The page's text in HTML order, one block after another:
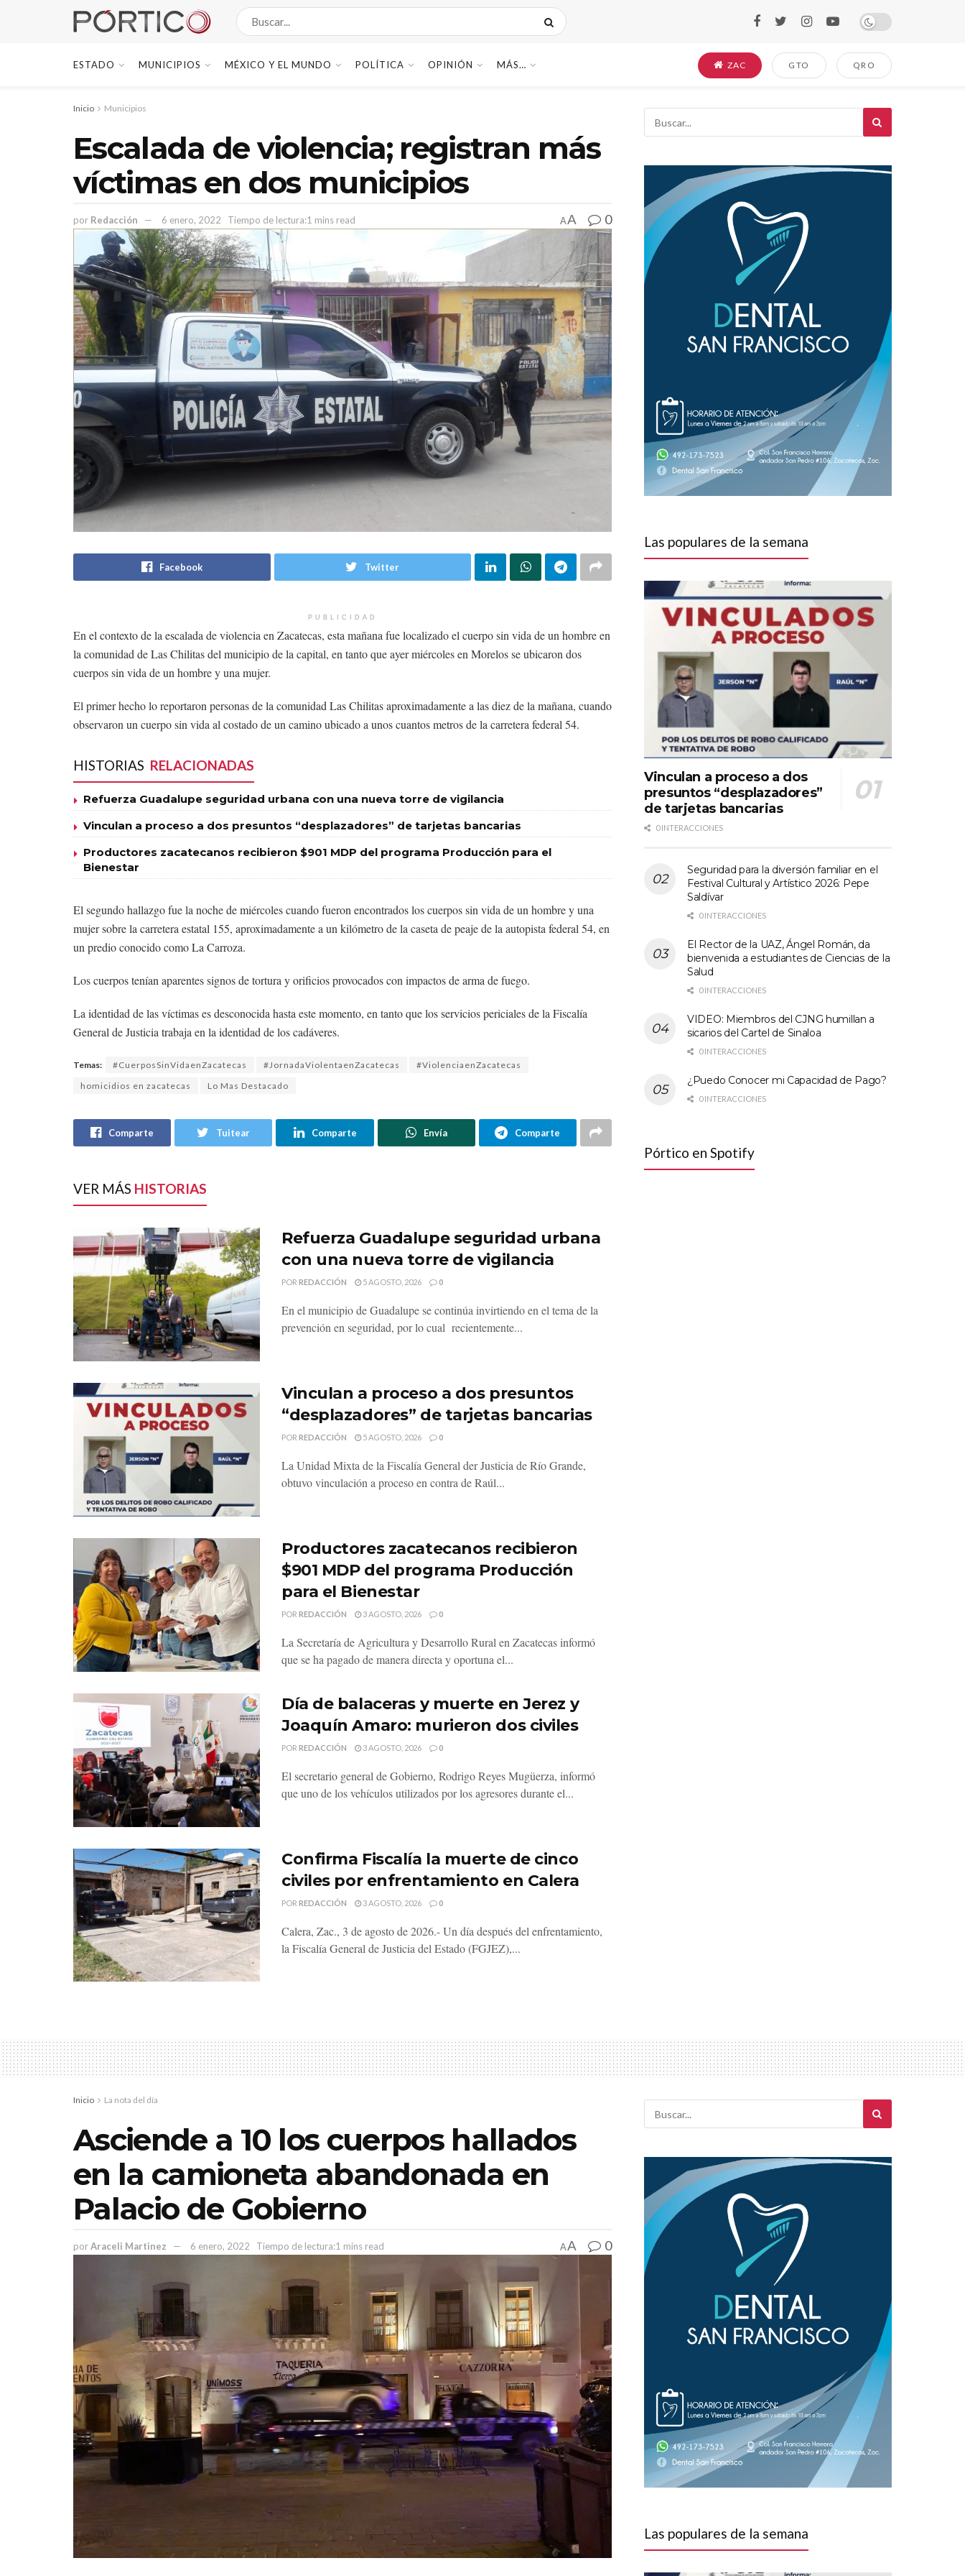
ESTADO MUNICIPIOS MÉXICO Y EL MUNDO POLÍTICA OPINIÓN MÁS… ZAC GTO QRO
Inicio Municipios
Escalada de violencia; registran más
víctimas en dos municipios
por Redacción 6 enero, 2022 Tiempo de lectura:1 mins read AA 0
Facebook Twitter
PUBLICIDAD
En el contexto de la escalada de violencia en Zacatecas, esta mañana fue localizado el cuerpo sin vida de un hombre en
la comunidad de Las Chilitas del municipio de la capital, en tanto que ayer miércoles en Morelos se ubicaron dos
cuerpos sin vida de un hombre y una mujer.
El primer hecho lo reportaron personas de la comunidad Las Chilitas aproximadamente a las diez de la mañana, cuando
observaron un cuerpo sin vida al costado de un camino ubicado a unos cuantos metros de la carretera federal 54.
HISTORIAS RELACIONADAS
Refuerza Guadalupe seguridad urbana con una nueva torre de vigilancia
Vinculan a proceso a dos presuntos “desplazadores” de tarjetas bancarias
Productores zacatecanos recibieron $901 MDP del programa Producción para el
Bienestar
El segundo hallazgo fue la noche de miércoles cuando fueron encontrados los cuerpos sin vida de un hombre y una
mujer sobre la carretera estatal 155, aproximadamente a un kilómetro de la caseta de peaje de la autopista federal 54, en
un predio conocido como La Carroza.
Los cuerpos tenían aparentes signos de tortura y orificios provocados con impactos de arma de fuego.
La identidad de las víctimas es desconocida hasta este momento, en tanto que los servicios periciales de la Fiscalía
General de Justicia trabaja en la identidad de los cadáveres.
Temas: #CuerposSinVidaenZacatecas #JornadaViolentaenZacatecas
#ViolenciaenZacatecas
homicidios en zacatecas
Lo Mas Destacado
Comparte Tuitear Comparte Envía Comparte
VER MÁS HISTORIAS
Refuerza Guadalupe seguridad urbana
con una nueva torre de vigilancia
POR REDACCIÓN 5 AGOSTO, 2026 0
En el municipio de Guadalupe se continúa invirtiendo en el tema de la
prevención en seguridad, por lo cual recientemente...
Vinculan a proceso a dos presuntos
“desplazadores” de tarjetas bancarias
POR REDACCIÓN 5 AGOSTO, 2026 0
La Unidad Mixta de la Fiscalía General der Justicia de Río Grande,
obtuvo vinculación a proceso en contra de Raúl...
Productores zacatecanos recibieron
$901 MDP del programa Producción
para el Bienestar
POR REDACCIÓN 3 AGOSTO, 2026 0
La Secretaría de Agricultura y Desarrollo Rural en Zacatecas informó
que se ha pagado de manera directa y oportuna el...
Día de balaceras y muerte en Jerez y
Joaquín Amaro: murieron dos civiles
POR REDACCIÓN 3 AGOSTO, 2026 0
El secretario general de Gobierno, Rodrigo Reyes Mugüerza, informó
que uno de los vehículos utilizados por los agresores durante el...
Confirma Fiscalía la muerte de cinco
civiles por enfrentamiento en Calera
POR REDACCIÓN 3 AGOSTO, 2026 0
Calera, Zac., 3 de agosto de 2026.- Un día después del enfrentamiento,
la Fiscalía General de Justicia del Estado (FGJEZ),...
Las populares de la semana
Vinculan a proceso a dos
presuntos “desplazadores”
de tarjetas bancarias
0 INTERACCIONES
Seguridad para la diversión familiar en el
Festival Cultural y Artístico 2026: Pepe
Saldívar
0 INTERACCIONES
El Rector de la UAZ, Ángel Román, da
bienvenida a estudiantes de Ciencias de la
Salud
0 INTERACCIONES
VIDEO: Miembros del CJNG humillan a
sicarios del Cartel de Sinaloa
0 INTERACCIONES
¿Puedo Conocer mi Capacidad de Pago?
0 INTERACCIONES
Pórtico en Spotify
Inicio La nota del día
Asciende a 10 los cuerpos hallados
en la camioneta abandonada en
Palacio de Gobierno
porAraceli Martinez 6 enero, 2022 Tiempo de lectura:1 mins read AA 0
Las populares de la semana